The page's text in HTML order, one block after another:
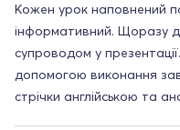
Кожен урок наповнений
інформативний. Щоразу
супроводом у
допомогою виконання
стрічки англійською та